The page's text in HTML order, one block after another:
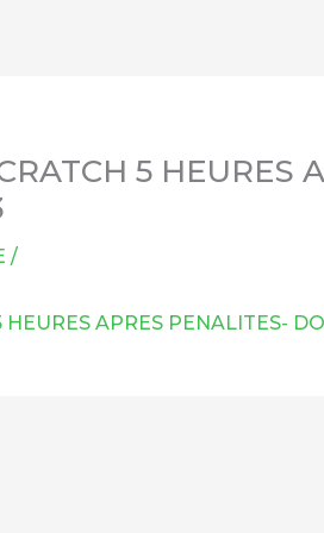
5 HEURES
/
HEURES APRES PENALITES-